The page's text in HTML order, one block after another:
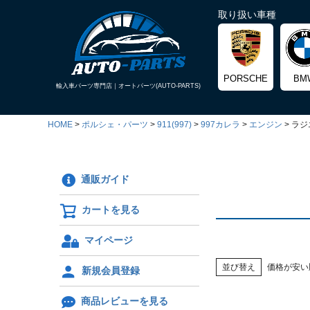
輸入車パーツ専門店｜オートパーツ(AUTO-PARTS)
取り扱い車種
PORSCHE
HOME ポルシェ・パーツ 911(997) 997カレラ エンジン ラ
通販ガイド
カートを見る
マイページ
新規会員登録
商品レビューを見る
並び替え 価格が安